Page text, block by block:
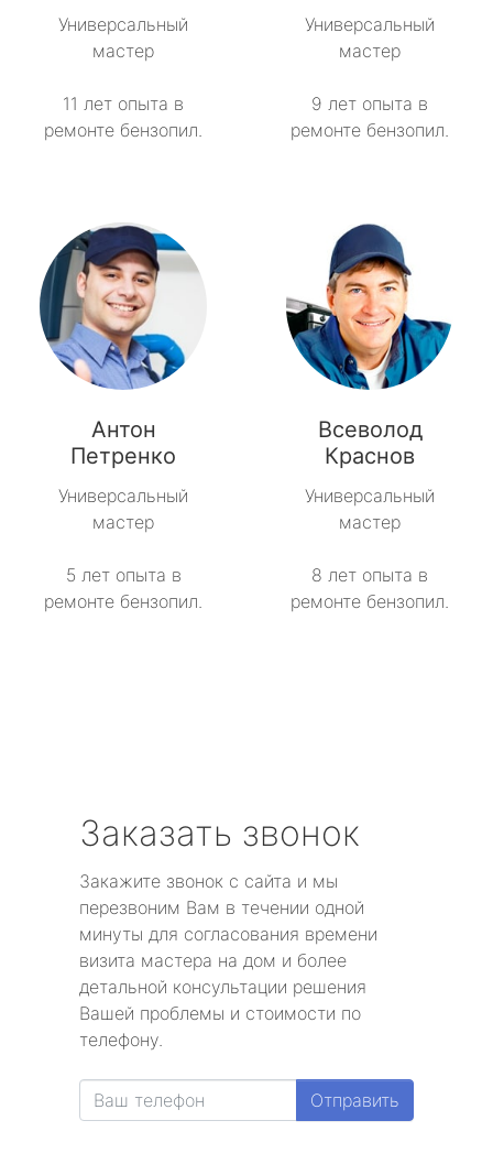
Универсальный
мастер
11 лет опыта в
ремонте бензопил.
Универсальный
мастер
9 лет опыта в
ремонте бензопил.
Антон
Петренко
Универсальный
мастер
5 лет опыта в
ремонте бензопил.
Всеволод
Краснов
Универсальный
мастер
8 лет опыта в
ремонте бензопил.
Заказать звонок
Закажите звонок с сайта и мы
перезвоним Вам в течении одной
минуты для согласования времени
визита мастера на дом и более
детальной консультации решения
Вашей проблемы и стоимости по
телефону.
Отправить